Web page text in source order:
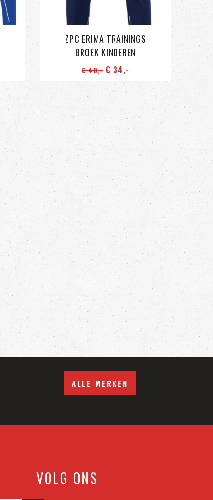
ZPC ERIMA TRAININGS
BROEK KINDEREN
€ 40,-€ 34,-
ALLE MERKEN
VOLG ONS